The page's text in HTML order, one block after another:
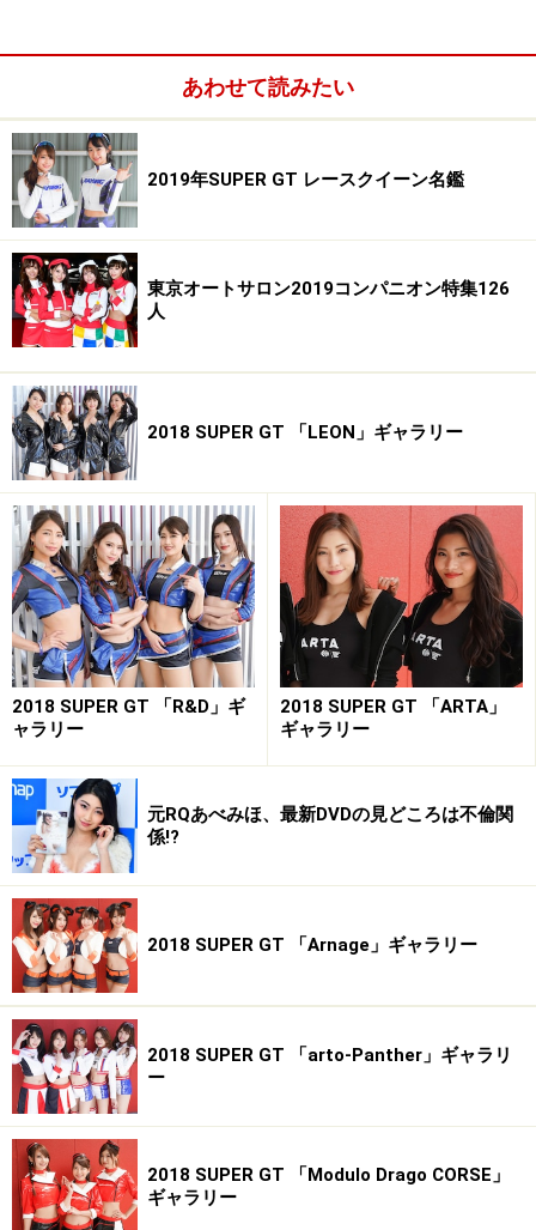
立花サキ／アップガレージドリフトエンジェルス
立花サキ／アップガレージドリフトエンジェルス
あわせて読みたい
2019年SUPER GT レースクイーン名鑑
東京オートサロン2019コンパニオン特集126
人
2018 SUPER GT 「LEON」ギャラリー
2018 SUPER GT 「R&D」ギ
ャラリー
2018 SUPER GT 「ARTA」
ギャラリー
元RQあべみほ、最新DVDの見どころは不倫関
係!?
2018 SUPER GT 「Arnage」ギャラリー
2018 SUPER GT 「arto-Panther」ギャラリ
ー
2018 SUPER GT 「Modulo Drago CORSE」
ギャラリー